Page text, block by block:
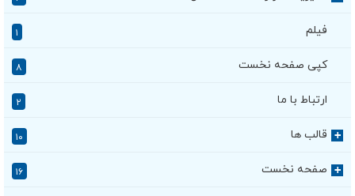
فیلم
کپی صفحه نخست ۸
ارتباط با ما ۲
+ قالب ها ۱۰
+ صفحه نخست ۱۶